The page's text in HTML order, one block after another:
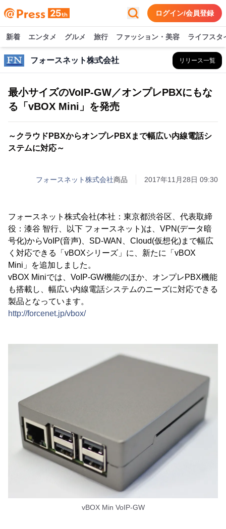
ログイン/会員登録
新着 エンタメ グルメ 旅行 ファッション・美容 ライフスタ
フォースネット株式会社 リリース一覧
最小サイズのVoIP-GW／オンプレPBXにもな
る「vBOX Mini」を発売
～クラウドPBXからオンプレPBXまで幅広い内線電話シ
ステムに対応～
フォースネット株式会社商品 2017年11月28日 09:30
フォースネット株式会社(本社：東京都渋谷区、代表取締
役：漆谷 智行、以下 フォースネット)は、VPN(データ暗
号化)からVoIP(音声)、SD-WAN、Cloud(仮想化)まで幅広
く対応できる「vBOXシリーズ」に、新たに「vBOX
Mini」を追加しました。
vBOX Miniでは、VoIP-GW機能のほか、オンプレPBX機能
も搭載し、幅広い内線電話システムのニーズに対応できる
製品となっています。
http://forcenet.jp/vbox/
vBOX Min VoIP-GW